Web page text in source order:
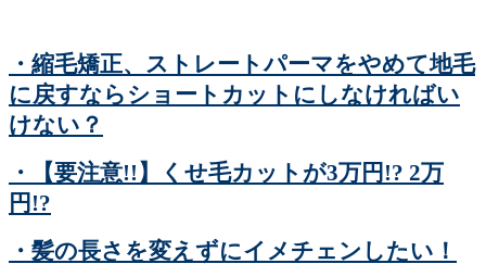
・縮毛矯正、ストレートパーマをやめて地毛
に戻すならショートカットにしなければい
けない？
・【要注意!!】くせ毛カットが3万円!? 2万
円!?
・髪の長さを変えずにイメチェンしたい！